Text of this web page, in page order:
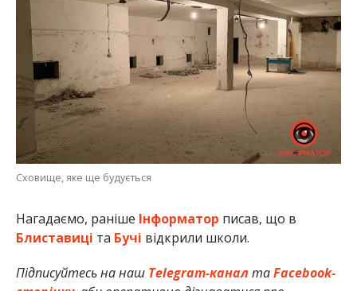
Сховище, яке ще будується
Нагадаємо, раніше Інформатор писав, що в
Блиставиці та Бучі відкрили школи.
Підписуйтесь на наш Telegram-канал таFacebook-